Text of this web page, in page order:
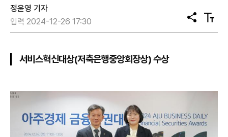
정윤영 기자
입력 2024-12-26 17:30
공
유
텍
스
서비스혁신대상(저축은행중앙회장상) 수상